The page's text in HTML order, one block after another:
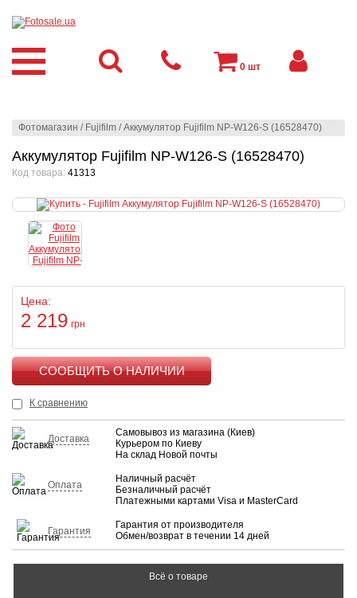
Фотомагазин / Fujifilm /Аккумулятор Fujifilm NP-W126-S (16528470)
Аккумулятор Fujifilm NP-W126-S (16528470)
Код товара: 41313
Цена:
2 219 грн
К сравнению
Доставка
Самовывоз из магазина (Киев)
Курьером по Киеву
На склад Новой почты
Оплата
Наличный расчёт
Безналичный расчёт
Платежными картами Visa и MasterCard
Гарантия
Гарантия от производителя
Обмен/возврат в течении 14 дней
Всё о товаре
0 шт